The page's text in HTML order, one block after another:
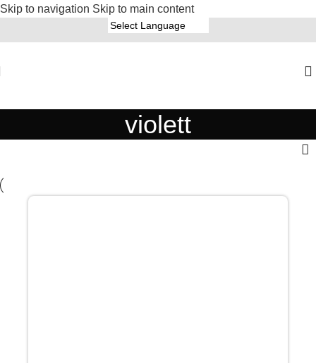
Skip to navigation Skip to main content
violett